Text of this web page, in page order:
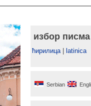
избор писма
ћирилица| latinica
Serbian